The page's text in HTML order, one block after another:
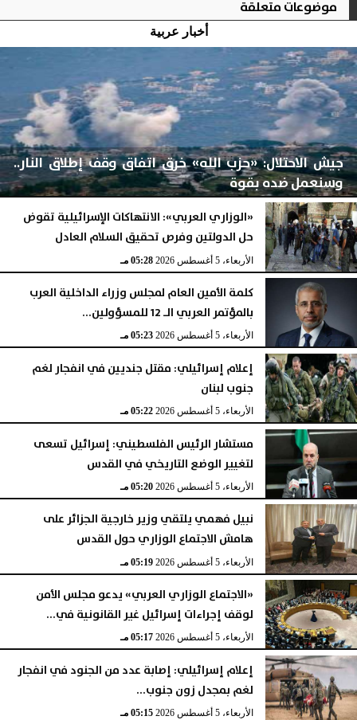
موضوعات متعلقة
أخبار عربية
جيش الاحتلال: «حزب الله» خرق اتفاق وقف إطلاق النار..
وسنعمل ضده بقوة
الأربعاء، 5 أغسطس 2026 06:17 مـ
«الوزاري العربي»: الانتهاكات الإسرائيلية تقوض
حل الدولتين وفرص تحقيق السلام العادل
الأربعاء، 5 أغسطس 2026 05:28 مـ
كلمة الأمين العام لمجلس وزراء الداخلية العرب
بالمؤتمر العربي الـ 12 للمسؤولين...
الأربعاء، 5 أغسطس 2026 05:23 مـ
إعلام إسرائيلي: مقتل جنديين في انفجار لغم
جنوب لبنان
الأربعاء، 5 أغسطس 2026 05:22 مـ
مستشار الرئيس الفلسطيني: إسرائيل تسعى
لتغيير الوضع التاريخي في القدس
الأربعاء، 5 أغسطس 2026 05:20 مـ
نبيل فهمي يلتقي وزير خارجية الجزائر على
هامش الاجتماع الوزاري حول القدس
الأربعاء، 5 أغسطس 2026 05:19 مـ
«الاجتماع الوزاري العربي» يدعو مجلس الأمن
لوقف إجراءات إسرائيل غير القانونية في...
الأربعاء، 5 أغسطس 2026 05:17 مـ
إعلام إسرائيلي: إصابة عدد من الجنود في انفجار
لغم بمجدل زون جنوب...
الأربعاء، 5 أغسطس 2026 05:15 مـ